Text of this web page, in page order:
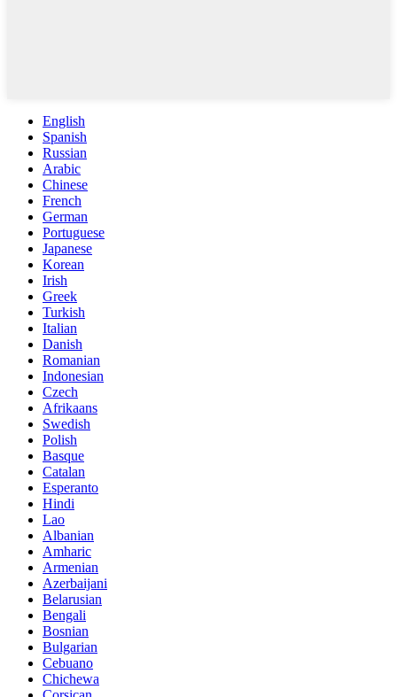
English
Spanish
Russian
Arabic
Chinese
French
German
Portuguese
Japanese
Korean
Irish
Greek
Turkish
Italian
Danish
Romanian
Indonesian
Czech
Afrikaans
Swedish
Polish
Basque
Catalan
Esperanto
Hindi
Lao
Albanian
Amharic
Armenian
Azerbaijani
Belarusian
Bengali
Bosnian
Bulgarian
Cebuano
Chichewa